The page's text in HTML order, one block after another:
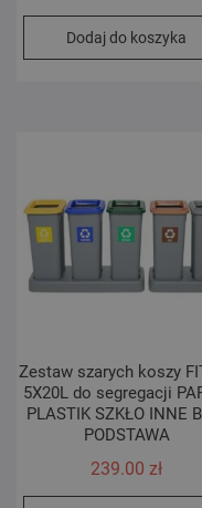
Dodaj do koszyka
Zestaw szarych koszy
5X20L do segregacji
PLASTIK SZKŁO INNE
PODSTAWA
239.00 zł